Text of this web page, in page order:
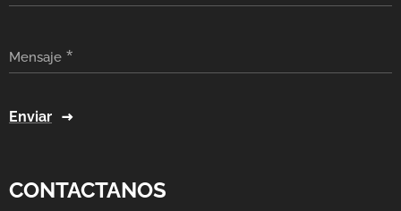
Mensaje
Enviar
CONTACTANOS